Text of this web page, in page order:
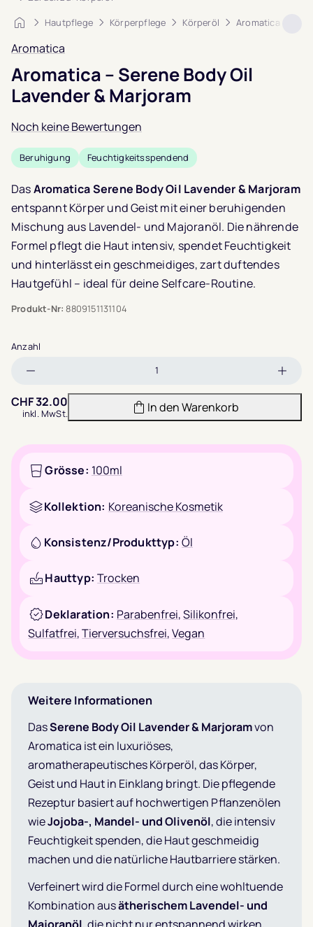
Startseite
Hautpflege Körperpflege Körperöl Aromatica –
Aromatica
Aromatica – Serene Body Oil
Lavender & Marjoram
Noch keine Bewertungen
Beruhigung Feuchtigkeitsspendend
DasAromatica Serene Body Oil Lavender & Marjoram
entspannt Körper und Geist mit einer beruhigenden
Mischung aus Lavendel- und Majoranöl. Die nährende
Formel pflegt die Haut intensiv, spendet Feuchtigkeit
und hinterlässt ein geschmeidiges, zart duftendes
Hautgefühl – ideal für deine Selfcare-Routine.
Produkt-Nr: 8809151131104
Anzahl
verringern
CHF32.00
inkl. MwSt. In den Warenkorb
Grösse: 100ml
Kollektion: Koreanische Kosmetik
Konsistenz/Produkttyp: Öl
Hauttyp:Trocken
Deklaration: Parabenfrei,Silikonfrei,
Sulfatfrei,Tierversuchsfrei,Vegan
Weitere Informationen
DasSerene Body Oil Lavender & Marjoramvon
Aromatica ist ein luxuriöses,
aromatherapeutisches Körperöl, das Körper,
Geist und Haut in Einklang bringt. Die pflegende
Rezeptur basiert auf hochwertigen Pflanzenölen
wieJojoba-, Mandel- und Olivenöl, die intensiv
Feuchtigkeit spenden, die Haut geschmeidig
machen und die natürliche Hautbarriere stärken.
Verfeinert wird die Formel durch eine wohltuende
Kombination ausätherischem Lavendel- und